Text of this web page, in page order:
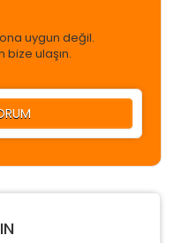
uygun değil.
bize ulaşın.